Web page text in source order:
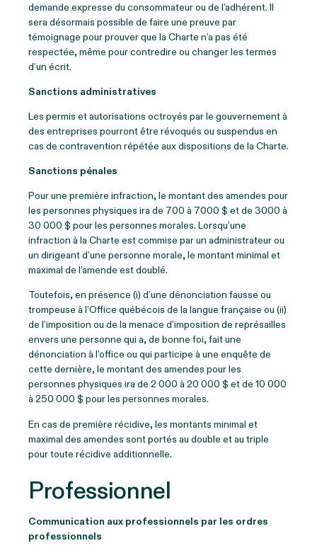
demande expresse du consommateur ou de l’adhérent. Il
sera désormais possible de faire une preuve par
témoignage pour prouver que la Charte n’a pas été
respectée, même pour contredire ou changer les termes
d’un écrit.
Sanctions administratives
Les permis et autorisations octroyés par le gouvernement à
des entreprises pourront être révoqués ou suspendus en
cas de contravention répétée aux dispositions de la Charte.
Sanctions pénales
Pour une première infraction, le montant des amendes pour
les personnes physiques ira de 700 à 7000 $ et de 3000 à
30 000 $ pour les personnes morales. Lorsqu’une
infraction à la Charte est commise par un administrateur ou
un dirigeant d’une personne morale, le montant minimal et
maximal de l’amende est doublé.
Toutefois, en présence (i) d’une dénonciation fausse ou
trompeuse à l’Office québécois de la langue française ou (ii)
de l’imposition ou de la menace d’imposition de représailles
envers une personne qui a, de bonne foi, fait une
dénonciation à l’office ou qui participe à une enquête de
cette dernière, le montant des amendes pour les
personnes physiques ira de 2 000 à 20 000 $ et de 10 000
à 250 000 $ pour les personnes morales.
En cas de première récidive, les montants minimal et
maximal des amendes sont portés au double et au triple
pour toute récidive additionnelle.
Professionnel
Communication aux professionnels par les ordres
professionnels